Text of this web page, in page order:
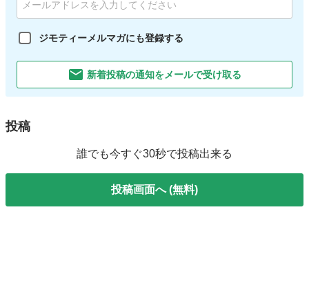
ジモティーメルマガにも登録する
新着投稿の通知をメールで受け取る
投稿
誰でも今すぐ30秒で投稿出来る
投稿画面へ (無料)